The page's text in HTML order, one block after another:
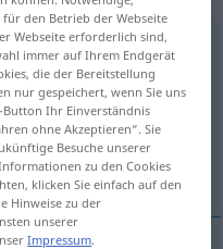
antippen)
den Betrieb der Webseite
Webseite erforderlich sind,
immer auf Ihrem Endgerät
die der Bereitstellung
nur gespeichert, wenn Sie uns
Button Ihr Einverständnis
ohne Akzeptieren“. Sie
Besuche unserer
zu den Cookies
klicken Sie einfach auf den
Hinweise zu der
unserer
Impressum.